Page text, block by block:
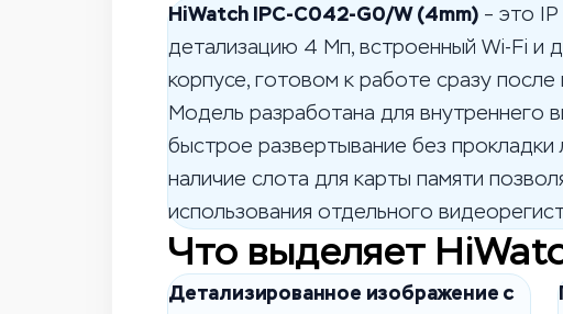
HiWatch IPC-C042-G0/W (4mm) – это
детализацию 4 Мп, встроенный Wi-Fi и
корпусе, готовом к работе сразу
Модель разработана для внутреннего
быстрое развертывание без
наличие слота для карты памяти
использования отдельного
Что выделяет
Детализированное изображение с